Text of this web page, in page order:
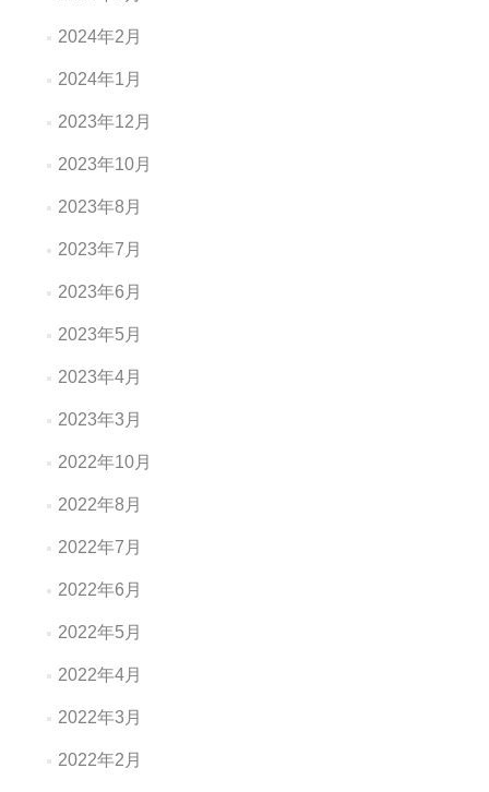
2024年2月
2024年1月
2023年12月
2023年10月
2023年8月
2023年7月
2023年6月
2023年5月
2023年4月
2023年3月
2022年10月
2022年8月
2022年7月
2022年6月
2022年5月
2022年4月
2022年3月
2022年2月